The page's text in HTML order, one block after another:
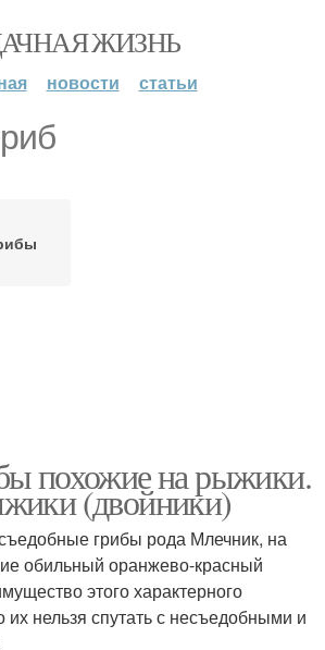
ЖИЗНЬ
новости статьи
похожие на рыжики.
(двойники)
грибы рода Млечник, на
обильный оранжево-красный
этого характерного
их нельзя спутать с несъедобными и